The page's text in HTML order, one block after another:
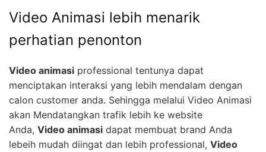
Video Animasi lebih menarik
perhatian penonton
Video animasi professional tentunya dapat
menciptakan interaksi yang lebih mendalam dengan
calon customer anda. Sehingga melalui Video Animasi
akan Mendatangkan trafik lebih ke website
Anda, Video animasi dapat membuat brand Anda
lebeih mudah diingat dan lebih professional, Video